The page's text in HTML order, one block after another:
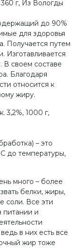
до 90%
для здоровья
Получается путем
Изготавливается
В своем составе
Благодаря
относится к
жиру.
– это
до температуры,
много – более
белки, жиры,
соли. Все эти
питании и
в них есть все
жир тоже